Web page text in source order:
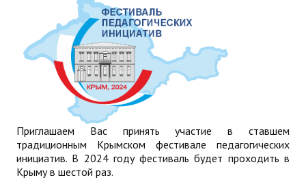
Противодействие коррупции
В ПОМОЩЬ УЧИТЕЛЮ
Организация УВП
Карта ГИА РК
Советуем прочитать
Приглашаем Вас принять участие в ставшем
традиционным Крымском фестивале педагогических
инициатив. В 2024 году фестиваль будет проходить в
Крыму в шестой раз.